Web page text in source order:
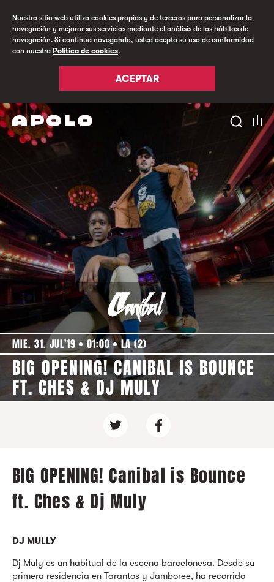
Nuestro sitio web utiliza cookies propias y de terceros para personalizar la
navegación y mejorar sus servicios mediante el análisis de los hábitos de
navegación. Si continua navegando, usted acepta su uso de conformidad
con nuestra Política de cookies.
ACEPTAR
MIE. 31. JUL'19 01:00 LA (2)
BIG OPENING! CANIBAL IS BOUNCE
FT. CHES & DJ MULY
BIG OPENING! Canibal is Bounce
ft. Ches & Dj Muly
DJ MULLY
Dj Muly es un habitual de la escena barcelonesa. Desde su
primera residencia en Tarantos y Jamboree, ha recorrido